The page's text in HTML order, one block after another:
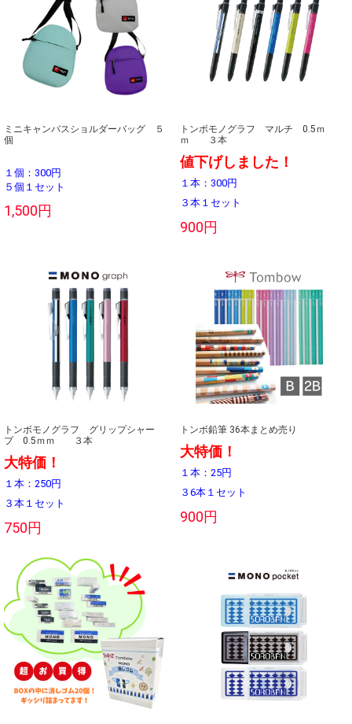
ミニキャンバスショルダーバッグ ５
個
１個：300円
５個１セット
1,500円
トンボモノグラフ マルチ 0.5ｍ
ｍ ３本
値下げしました！
１本：300円
３本１セット
900円
トンボモノグラフ グリップシャー
プ 0.5ｍｍ ３本
大特価！
１本：250円
３本１セット
750円
トンボ鉛筆 36本まとめ売り
大特価！
１本：25円
３6本１セット
900円